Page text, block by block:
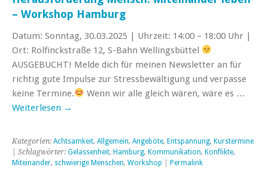
– Workshop Hamburg
Datum: Sonntag, 30.03.2025 | Uhrzeit: 14:00 – 18:00 Uhr |
Ort: Rolfinckstraße 12, S-Bahn Wellingsbüttel
AUSGEBUCHT! Melde dich für meinen Newsletter an für
richtig gute Impulse zur Stressbewältigung und verpasse
keine Termine.
Wenn wir alle gleich wären, wäre es …
Weiterlesen →
Kategorien: Achtsamkeit, Allgemein, Angebote, Entspannung, Kurstermine
| Schlagwörter: Gelassenheit, Hamburg, Kommunikation, Konflikte,
Miteinander, schwierige Menschen, Workshop Permalink